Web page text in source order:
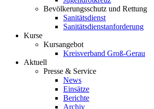
Bevölkerungsschutz und Rettung
Sanitätsdienst
Sanitätsdienstanforderung
Kurse
Kursangebot
Kreisverband Groß-Gerau
Aktuell
Presse & Service
News
Einsätze
Berichte
Archiv